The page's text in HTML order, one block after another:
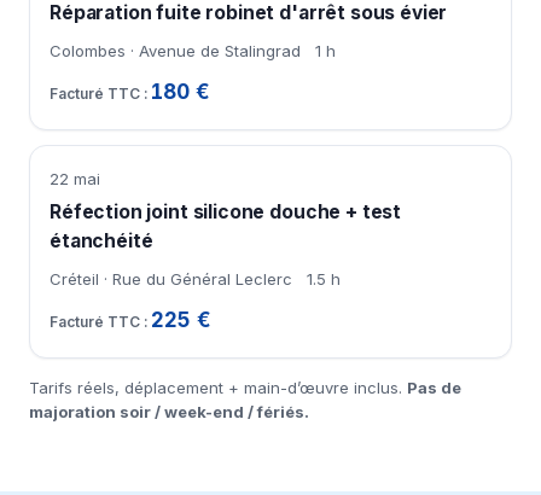
Réparation fuite robinet d'arrêt sous évier
Colombes · Avenue de Stalingrad 1 h
180 €
22 mai
Réfection joint silicone douche + test
étanchéité
Créteil · Rue du Général Leclerc 1.5 h
225 €
Tarifs réels, déplacement + main-d’œuvre inclus. Pas de
majoration soir / week-end / fériés.